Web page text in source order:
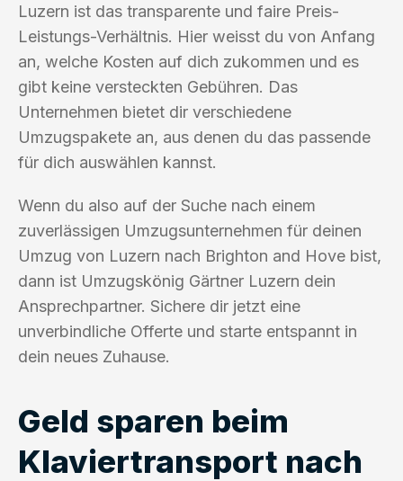
Luzern ist das transparente und faire Preis-
Leistungs-Verhältnis. Hier weisst du von Anfang
an, welche Kosten auf dich zukommen und es
gibt keine versteckten Gebühren. Das
Unternehmen bietet dir verschiedene
Umzugspakete an, aus denen du das passende
für dich auswählen kannst.
Wenn du also auf der Suche nach einem
zuverlässigen Umzugsunternehmen für deinen
Umzug von Luzern nach Brighton and Hove bist,
dann ist Umzugskönig Gärtner Luzern dein
Ansprechpartner. Sichere dir jetzt eine
unverbindliche Offerte und starte entspannt in
dein neues Zuhause.
Geld sparen beim
Klaviertransport nach